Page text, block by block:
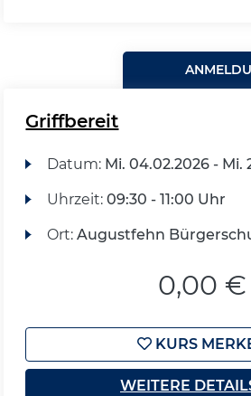
Griffbereit
Datum: Mi. 04.02.2026 - Mi.
Uhrzeit: 09:30 - 11:00 Uhr
Ort: Augustfehn
0,00 €
KURS
WEITERE